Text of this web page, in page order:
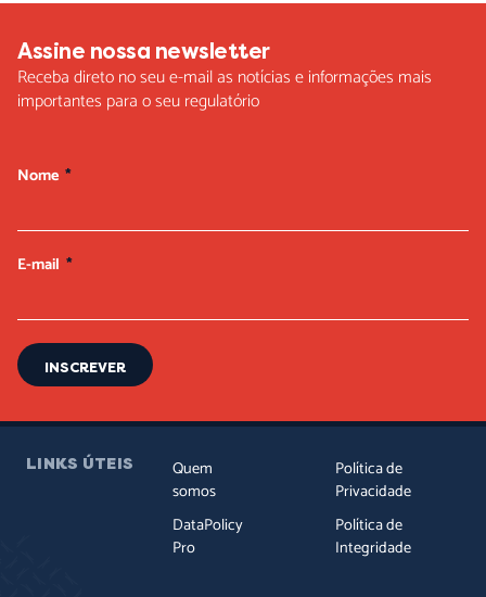
Assine nossa newsletter
Receba direto no seu e-mail as notícias e informações mais
importantes para o seu regulatório
Nome
E-mail
INSCREVER
LINKS ÚTEIS
Quem
somos
DataPolicy
Pro
Política de
Privacidade
Política de
Integridade